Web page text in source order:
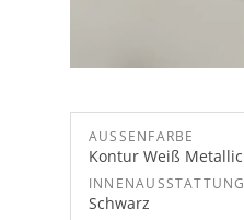
AUSSENFARBE
Kontur Weiß Metallic
INNENAUSSTATTUNG
Schwarz